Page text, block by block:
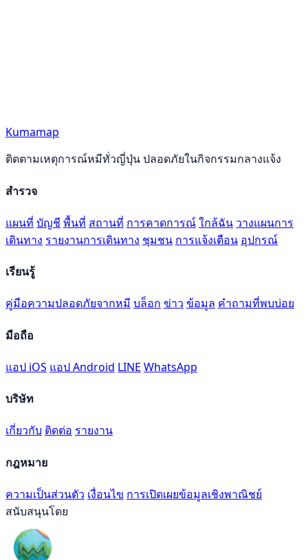
Kumamap
ติดตามเหตุการณ์หมีทั่วญี่ปุ่น ปลอดภัยในกิจกรรมกลางแจ้ง
สำรวจ
แผนที่ บัญชี พื้นที่ สถานที่ การคาดการณ์ใกล้ฉัน วางแผนการ
เดินทาง รายงานการเดินทาง ชุมชน การแจ้งเตือน อุปกรณ์
เรียนรู้
คู่มือความปลอดภัยจากหมี บล็อก ข่าว ข้อมูล คำถามที่พบบ่อย
มือถือ
แอป iOS แอป Android LINE WhatsApp
บริษัท
เกี่ยวกับ ติดต่อ รายงาน
กฎหมาย
ความเป็นส่วนตัว เงื่อนไข การเปิดเผยข้อมูลเชิงพาณิชย์
สนับสนุนโดย